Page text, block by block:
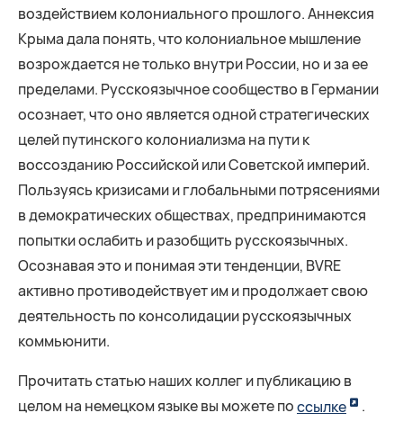
воздействием колониального прошлого. Аннексия
Крыма дала понять, что колониальное мышление
возрождается не только внутри России, но и за ее
пределами. Русскоязычное сообщество в Германии
осознает, что оно является одной стратегических
целей путинского колониализма на пути к
воссозданию Российской или Советской империй.
Пользуясь кризисами и глобальными потрясениями
в демократических обществах, предпринимаются
попытки ослабить и разобщить русскоязычных.
Осознавая это и понимая эти тенденции, BVRE
активно противодействует им и продолжает свою
деятельность по консолидации русскоязычных
коммьюнити.
Прочитать статью наших коллег и публикацию в
целом на немецком языке вы можете поссылке .